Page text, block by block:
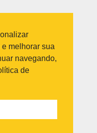
20970-031
1407
melhorar sua
navegando,
de